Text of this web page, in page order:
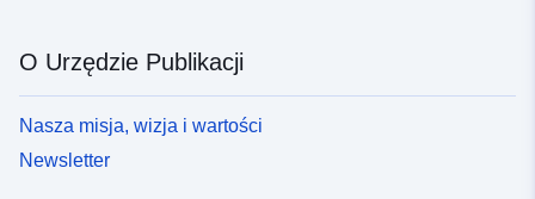
O Urzędzie Publikacji
Nasza misja, wizja i wartości
Newsletter